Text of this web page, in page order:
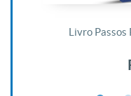
Livro Passos